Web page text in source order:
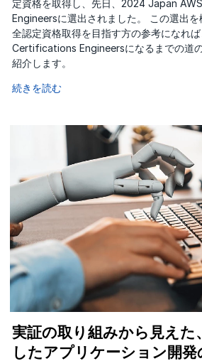
定資格を取得し、先日、2024 Japan
Engineersに選出されました。 この選出
全認定資格取得を目指す方の参考になれ
Certifications Engineersになるまでの道
紹介します。
続きを読む
実証の取り組みから見えた
したアプリケーション開